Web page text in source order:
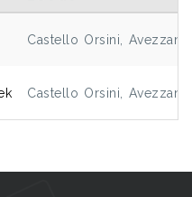
Castello Orsini,
Castello Orsini,